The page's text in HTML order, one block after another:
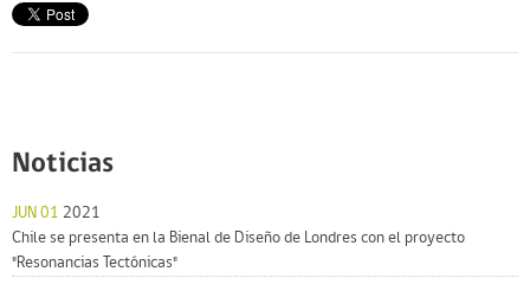
Noticias
JUN 01 2021
Chile se presenta en la Bienal de Diseño de Londres con el proyecto
"Resonancias Tectónicas"